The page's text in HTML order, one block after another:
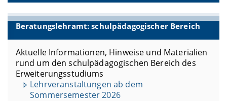
Beratungslehramt: schulpädagogischer Bereich
Aktuelle Informationen, Hinweise und Materialien
rund um den schulpädagogischen Bereich des
Erweiterungsstudiums
Lehrveranstaltungen ab dem
Sommersemester 2026